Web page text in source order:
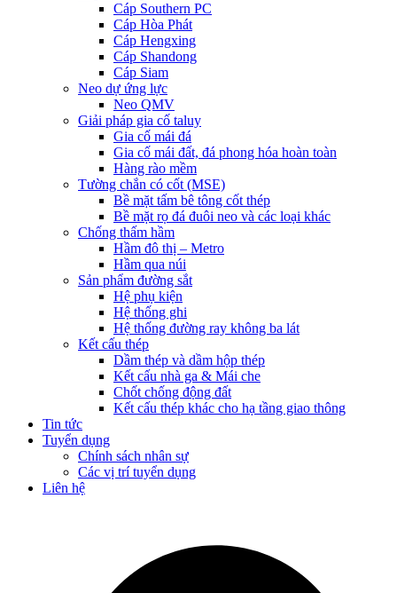
Cáp Southern PC
Cáp Hòa Phát
Cáp Hengxing
Cáp Shandong
Cáp Siam
Neo dự ứng lực
Neo QMV
Giải pháp gia cố taluy
Gia cố mái đá
Gia cố mái đất, đá phong hóa hoàn toàn
Hàng rào mềm
Tường chắn có cốt (MSE)
Bề mặt tấm bê tông cốt thép
Bề mặt rọ đá đuôi neo và các loại khác
Chống thấm hầm
Hầm đô thị – Metro
Hầm qua núi
Sản phẩm đường sắt
Hệ phụ kiện
Hệ thống ghi
Hệ thống đường ray không ba lát
Kết cấu thép
Dầm thép và dầm hộp thép
Kết cấu nhà ga & Mái che
Chốt chống động đất
Kết cấu thép khác cho hạ tầng giao thông
Tin tức
Tuyển dụng
Chính sách nhân sự
Các vị trí tuyển dụng
Liên hệ